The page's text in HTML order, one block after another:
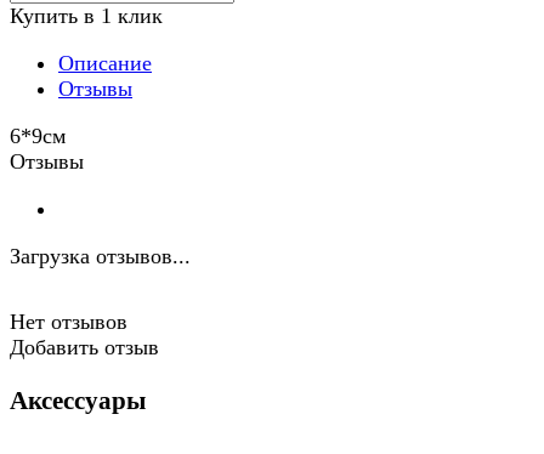
Купить в 1 клик
Описание
Отзывы
6*9см
Отзывы
Загрузка отзывов...
Нет отзывов
Добавить отзыв
Аксессуары